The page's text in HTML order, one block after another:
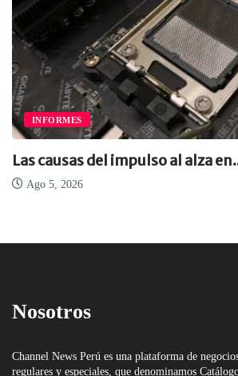
INFORMES
Las causas del impulso al alza
Ago 5, 2026
Nosotros
Channel News Perú es una plataforma de
regulares y especiales, que denominamos